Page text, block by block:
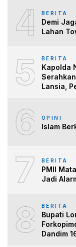
4 BERITA
Demi
Lahan
5 BERITA
Kapolda
Lansia,
6 OPINI
Islam
7 BERITA
PMII
Jadi
8 BERITA
Bupati
Dandim